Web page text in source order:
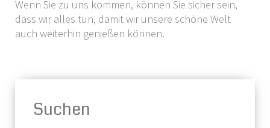
Wenn Sie zu uns kommen, können Sie sicher sein,
dass wir alles tun, damit wir unsere schöne Welt
auch weiterhin genießen können.
Suchen